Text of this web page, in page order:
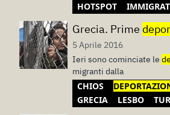
HOTSPOT
Grecia. Prime
5 Aprile 2016
Ieri sono cominciate le
migranti dalla
CHIOS
GRECIA
LESBO